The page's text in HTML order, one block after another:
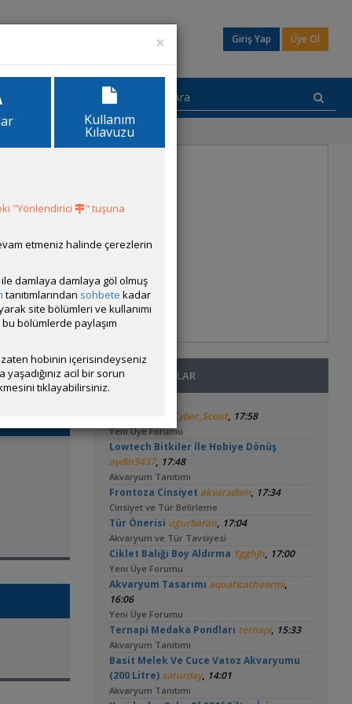
Giriş Yap Üye Ol
SON MESAJLAR
Cyber_Scout, 17:58
Yeni Üye Forumu
Lowtech Bitkiler İle Hobiye Dönüş
aydin3437, 17:48
Akvaryum Tanıtımı
Frontoza Cinsiyet akvaradam, 17:34
Cinsiyet ve Tür Belirleme
Tür Önerisi ugurbaran, 17:04
Akvaryum ve Tür Tavsiyesi
Ciklet Balığı Boy Aldırma Ygghjh, 17:00
Yeni Üye Forumu
Akvaryum Tasarımı aquaticathearmi,
16:06
Yeni Üye Forumu
Ternapi Medaka Pondları ternapi, 15:33
Akvaryum Tanıtımı
Basit Melek Ve Cuce Vatoz Akvaryumu
(200 Litre) saturday, 14:01
Akvaryum Tanıtımı
×
Kullanım
Kılavuzu
"Yönlendirici
" tuşuna
etmeniz halinde çerezlerin
ile damlaya damlaya göl olmuş
tanıtımlarından sohbete kadar
site bölümleri ve kullanımı
bölümlerde paylaşım
hobinin içerisindeyseniz
acil bir sorun
tıklayabilirsiniz.